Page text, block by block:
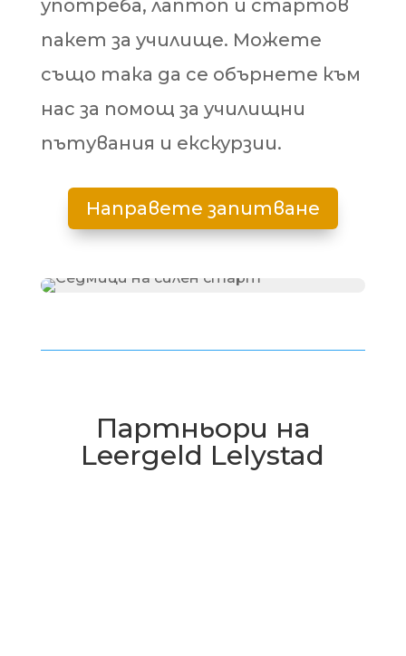
употреба, лаптоп и стартов
пакет за училище. Можете
също така да се обърнете към
нас за помощ за училищни
пътувания и екскурзии.
Направете запитване
Партньори на
Leergeld Lelystad